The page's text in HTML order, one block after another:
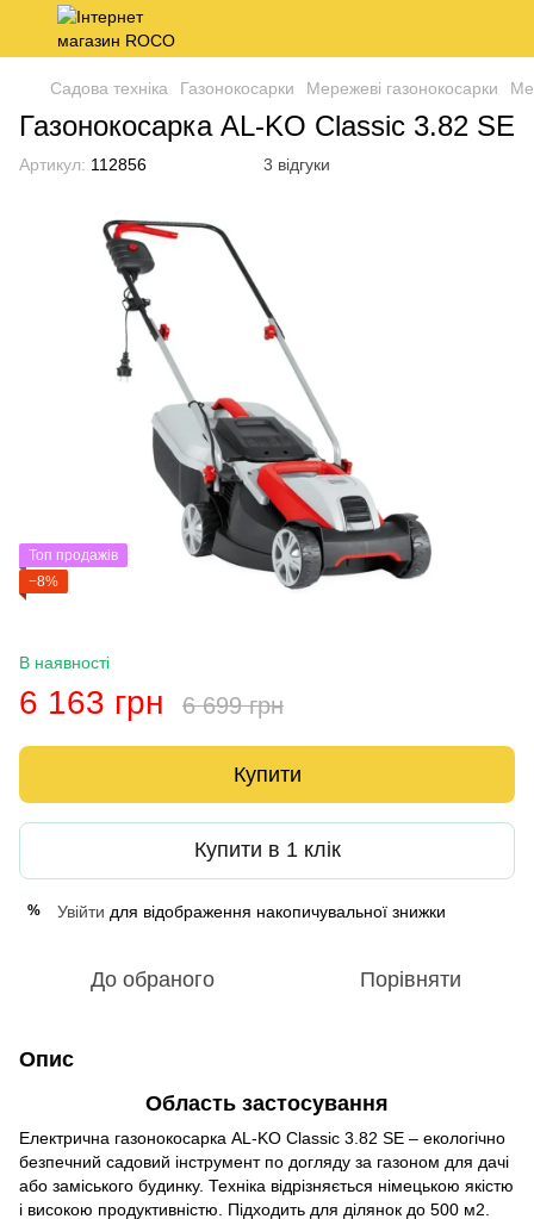
Садова техніка Газонокосарки Мережеві газонокосарки
Газонокосарка AL-KO Classic 3.82 SE
Артикул: 112856 3 відгуки
Топ продажів
−8%
В наявності
6 163 грн 6 699 грн
Купити
Купити в 1 клік
% Увійти для відображення накопичувальної знижки
До обраного Порівняти
Опис
Область застосування
Електрична газонокосарка AL-KO Classic 3.82 SE – екологічно
безпечний садовий інструмент по догляду за газоном для дачі
або заміського будинку. Техніка відрізняється німецькою якістю
і високою продуктивністю. Підходить для ділянок до 500 м2.